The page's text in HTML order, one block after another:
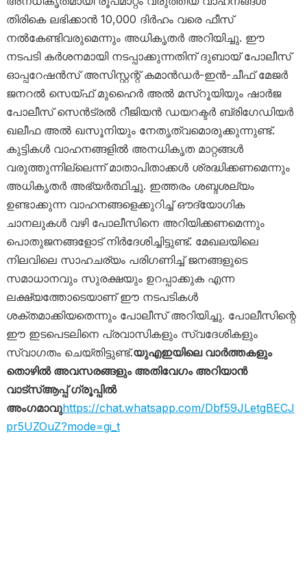
തിരികെ ലഭിക്കാൻ 10,000 ദിർഹം വരെ ഫീസ്
നൽകേണ്ടിവരുമെന്നും അധികൃതർ അറിയിച്ചു. ഈ
നടപടി കർശനമായി നടപ്പാക്കുന്നതിന് ദുബായ് പോലീസ്
ഓപ്പറേഷൻസ് അസിസ്റ്റന്റ് കമാൻഡർ-ഇൻ-ചീഫ് മേജർ
ജനറൽ സെയ്ഫ് മുഹൈർ അൽ മസ്‌റൂയിയും ഷാർജ
പോലീസ് സെൻട്രൽ റീജിയൻ ഡയറക്ടർ ബ്രിഗേഡിയർ
ഖലീഫ അൽ ഖസൂനിയും നേതൃത്വമൊരുക്കുന്നുണ്ട്.
കുട്ടികൾ വാഹനങ്ങളിൽ അനധികൃത മാറ്റങ്ങൾ
വരുത്തുന്നില്ലെന്ന് മാതാപിതാക്കൾ ശ്രദ്ധിക്കണമെന്നും
അധികൃതർ അഭ്യർത്ഥിച്ചു. ഇത്തരം ശബ്ദശല്യം
ഉണ്ടാക്കുന്ന വാഹനങ്ങളെക്കുറിച്ച് ഔദ്യോഗിക
ചാനലുകൾ വഴി പോലീസിനെ അറിയിക്കണമെന്നും
പൊതുജനങ്ങളോട് നിർദേശിച്ചിട്ടുണ്ട്. മേഖലയിലെ
നിലവിലെ സാഹചര്യം പരിഗണിച്ച് ജനങ്ങളുടെ
സമാധാനവും സുരക്ഷയും ഉറപ്പാക്കുക എന്ന
ലക്ഷ്യത്തോടെയാണ് ഈ നടപടികൾ
ശക്തമാക്കിയതെന്നും പോലീസ് അറിയിച്ചു. പോലീസിന്റെ
ഈ ഇടപെടലിനെ പ്രവാസികളും സ്വദേശികളും
സ്വാഗതം ചെയ്തിട്ടുണ്ട്.യുഎഇയിലെ വാർത്തകളും
തൊഴിൽ അവസരങ്ങളും അതിവേഗം അറിയാൻ
വാട്സ്ആപ്പ് ഗ്രൂപ്പിൽ
അംഗമാവുhttps://chat.whatsapp.com/Dbf59JLetgBECJ
pr5UZOuZ?mode=gi_t